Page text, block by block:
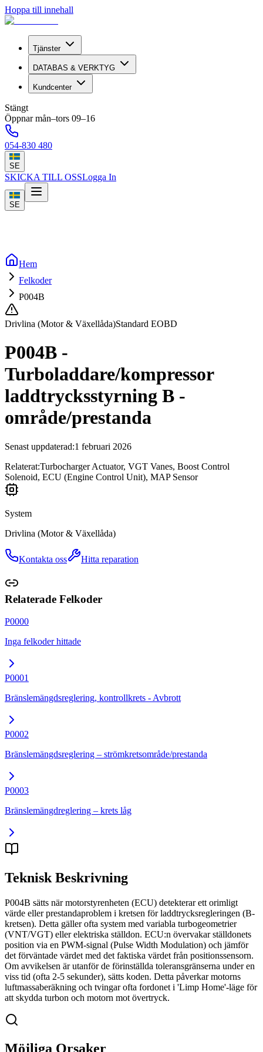
Hoppa till innehall
Tjänster
DATABAS & VERKTYG
Kundcenter
Stängt
Öppnar mån–tors 09–16
054-830 480
SE
SKICKA TILL OSSLogga In
SE
Hem
Felkoder
P004B
Drivlina (Motor & Växellåda)Standard EOBD
P004B -
Turboladdare/kompressor
laddtrycksstyrning B -
område/prestanda
Senast uppdaterad:1 februari 2026
Relaterat:Turbocharger Actuator, VGT Vanes, Boost Control
Solenoid, ECU (Engine Control Unit), MAP Sensor
System
Drivlina (Motor & Växellåda)
Kontakta oss Hitta reparation
Relaterade Felkoder
P0000
Inga felkoder hittade
P0001
Bränslemängdsreglering, kontrollkrets - Avbrott
P0002
Bränslemängdsreglering – strömkretsområde/prestanda
P0003
Bränslemängdreglering – krets låg
Teknisk Beskrivning
P004B sätts när motorstyrenheten (ECU) detekterar ett orimligt
värde eller prestandaproblem i kretsen för laddtrycksregleringen (B-
kretsen). Detta gäller ofta system med variabla turbogeometrier
(VNT/VGT) eller elektriska ställdon. ECU:n övervakar ställdonets
position via en PWM-signal (Pulse Width Modulation) och jämför
det förväntade värdet med det faktiska värdet från positionssensorn.
Om avvikelsen är utanför de förinställda toleransgränserna under en
viss tid (ofta 2-5 sekunder), sätts koden. Detta påverkar motorns
luftmassaberäkning och tvingar ofta fordonet i 'Limp Home'-läge för
att skydda turbon och motorn mot övertryck.
Möjliga Orsaker